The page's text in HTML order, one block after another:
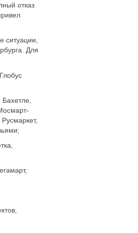
отказ
ситуации,
Для
Бахетле,